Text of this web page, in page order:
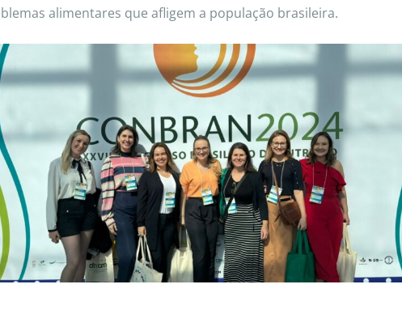
alimentares que afligem a população brasileira.